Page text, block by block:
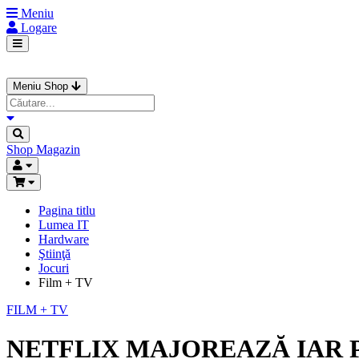
Meniu
Logare
Meniu Shop
Shop Magazin
Pagina titlu
Lumea IT
Hardware
Ştiinţă
Jocuri
Film + TV
FILM + TV
NETFLIX MAJOREAZĂ IAR